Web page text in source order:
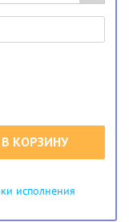
В КОРЗИНУ
исполнения